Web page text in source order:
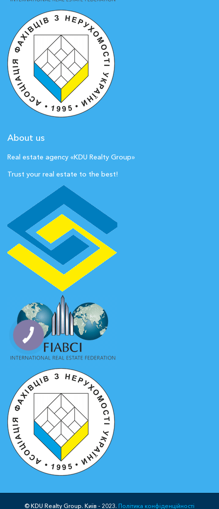
About us
Real estate agency «KDU Realty Group»
Trust your real estate to the best!
© KDU Realty Group. Київ - 2023. Політика конфіденційності